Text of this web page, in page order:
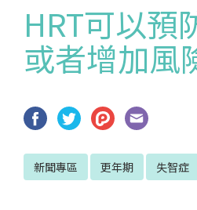
HRT可以預
或者增加風
新聞專區 更年期 失智症